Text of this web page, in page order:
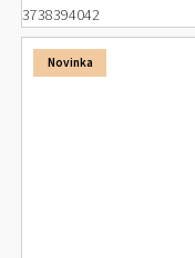
lodičky Letizia
3738394042
Novinka